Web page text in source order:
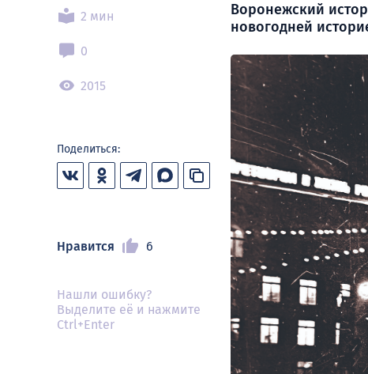
2 мин
0
2015
Поделиться:
Нравится 6
Нашли ошибку?
Выделите её и нажмите
Ctrl+Enter
Воронежский
новогодней